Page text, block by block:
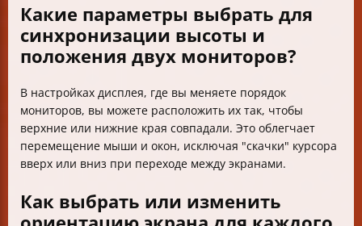
Какие параметры выбрать для
синхронизации высоты и
положения двух мониторов?
В настройках дисплея, где вы меняете порядок
мониторов, вы можете расположить их так, чтобы
верхние или нижние края совпадали. Это облегчает
перемещение мыши и окон, исключая "скачки" курсора
вверх или вниз при переходе между экранами.
Как выбрать или изменить